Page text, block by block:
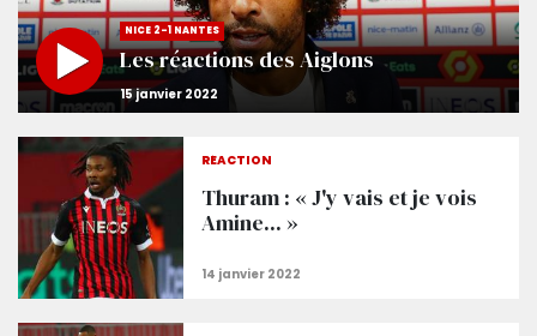
NICE 2-1 NANTES
Les réactions des Aiglons
RÉACTION
Thuram : « J'y vais et je vois
Amine... »